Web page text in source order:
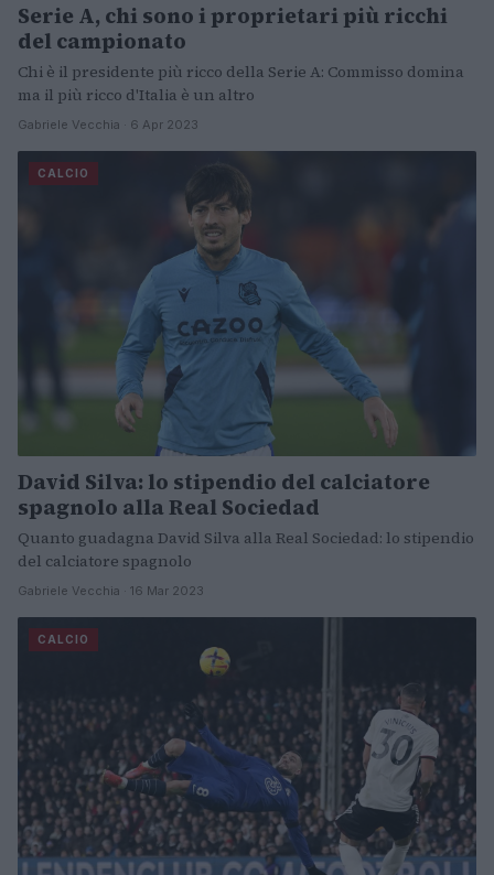
Serie A, chi sono i proprietari più ricchi
del campionato
Chi è il presidente più ricco della Serie A: Commisso domina
ma il più ricco d'Italia è un altro
Gabriele Vecchia · 6 Apr 2023
CALCIO
David Silva: lo stipendio del calciatore
spagnolo alla Real Sociedad
Quanto guadagna David Silva alla Real Sociedad: lo stipendio
del calciatore spagnolo
Gabriele Vecchia · 16 Mar 2023
CALCIO